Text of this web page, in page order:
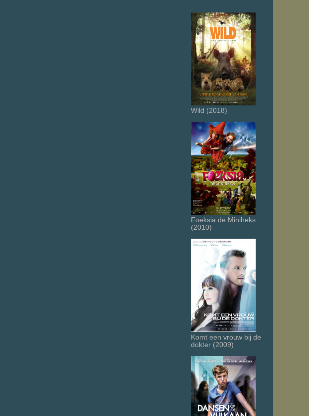
Wild (2018)
Foeksia de Miniheks
(2010)
Komt een vrouw bij de
dokter (2009)